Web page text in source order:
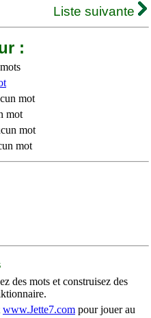
Liste suivante
:
mot
mot
mot
mot
des mots et construisez des
www.Jette7.com pour jouer au